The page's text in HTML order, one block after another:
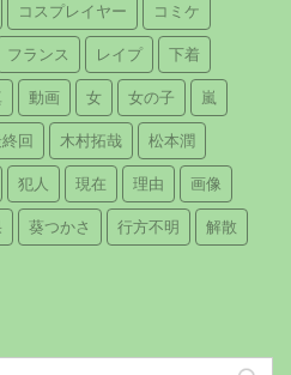
コスプレイヤー コミケ
フランス レイプ 下着
動画 女 女の子 嵐
回 木村拓哉 松本潤
犯人 現在 理由 画像
葵つかさ 行方不明 解散